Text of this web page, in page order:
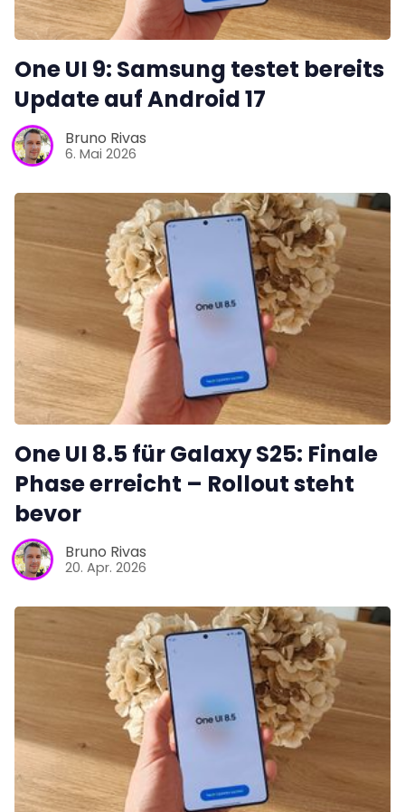
One UI 9: Samsung testet bereits
Update auf Android 17
Bruno Rivas
6. Mai 2026
One UI 8.5 für Galaxy S25: Finale
Phase erreicht – Rollout steht
bevor
Bruno Rivas
20. Apr. 2026